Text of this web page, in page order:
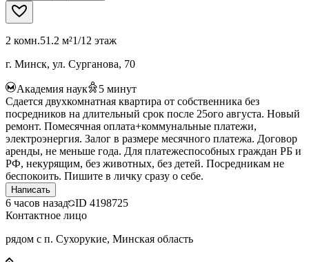
2 комн.51.2 м²1/12 этаж
г. Минск, ул. Сурганова, 70
Академия наук 5 минут
Сдается двухкомнатная квартира от собственника без
посредников на длительный срок после 25ого августа. Новый
ремонт. Помесячная оплата+коммунальные платежи,
электроэнергия. Залог в размере месячного платежа. Договор
аренды, не меньше года. Для платежеспособных граждан РБ и
РФ, некурящим, без животных, без детей. Посредникам не
беспокоить. Пишите в личку сразу о себе.
Написать
6 часов назад ID 4198725
Контактное лицо
рядом с п. Сухорукие, Минская область